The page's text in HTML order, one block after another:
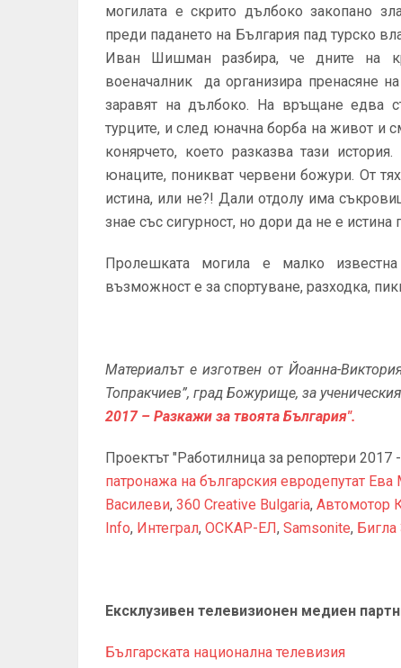
могилата е скрито дълбоко закопано
преди падането на България пад турско
Иван Шишман разбира, че дните на
военачалник да организира пренасяне
заравят на дълбоко. На връщане едва
турците, и след юначна борба на живот и
конярчето, което разказва тази
юнаците, поникват червени божури. От
истина, или не?! Дали отдолу има
знае със сигурност, но дори да не е истина
Пролешката могила е малко
възможност е за спортуване, разходка,
Материалът е изготвен от Йоанна-
Топракчиев”, град Божурище, за
2017 – Разкажи за твоята България".
Проектът "Работилница за репортери
патронажа на българския евродепутат
Василеви, 360 Creative Bulgaria, Автомотор
Info, Интеграл, ОСКАР-ЕЛ, Samsonite, Бигла
Ексклузивен телевизионен медиен
Българската национална телевизия